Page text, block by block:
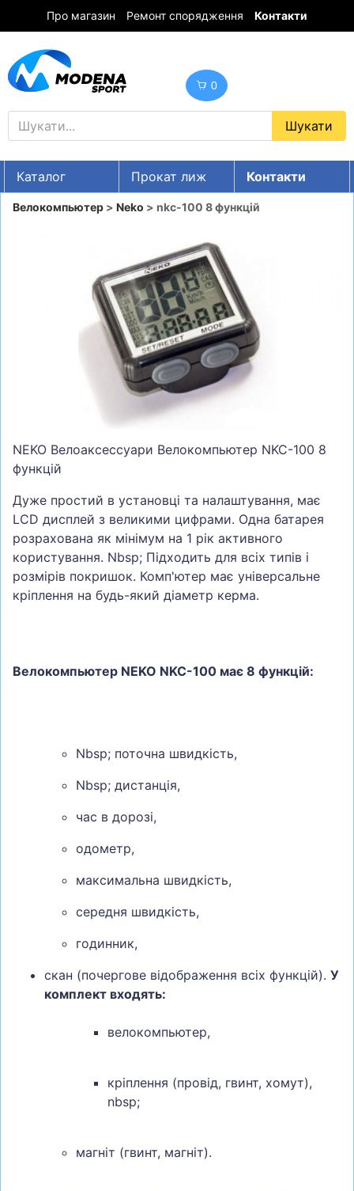
Про магазин Ремонт спорядження Контакти
0
Каталог Прокат лиж
Контакти
UA RU EN
СНОУБОРДИ
ШОЛОМИ, ЗАХИСТ, ОКУЛЯРИ
БІГ, ФІТНЕС, М'ЯЧІ
ВЕЛОСИПЕДИ
ТЕНІС, БАДМІНТОН
ВОДНІ ВИДИ СПОРТУ
ТУРИЗМ
Велокомпьютер > Neko > nkc-100 8 функцій
NEKO Велоаксессуари Велокомпьютер NKC-100 8
функцій
Дуже простий в установці та налаштування, має
LCD дисплей з великими цифрами. Одна батарея
розрахована як мінімум на 1 рік активного
користування. Nbsp; Підходить для всіх типів і
розмірів покришок. Комп'ютер має універсальне
кріплення на будь-який діаметр керма.
Велокомпьютер NEKO NKC-100 має 8 функцій:
Nbsp; поточна швидкість,
Nbsp; дистанція,
час в дорозі,
одометр,
максимальна швидкість,
середня швидкість,
годинник,
скан (почергове відображення всіх функцій). У
комплект входять:
велокомпьютер,
кріплення (провід, гвинт, хомут),
nbsp;
магніт (гвинт, магніт).